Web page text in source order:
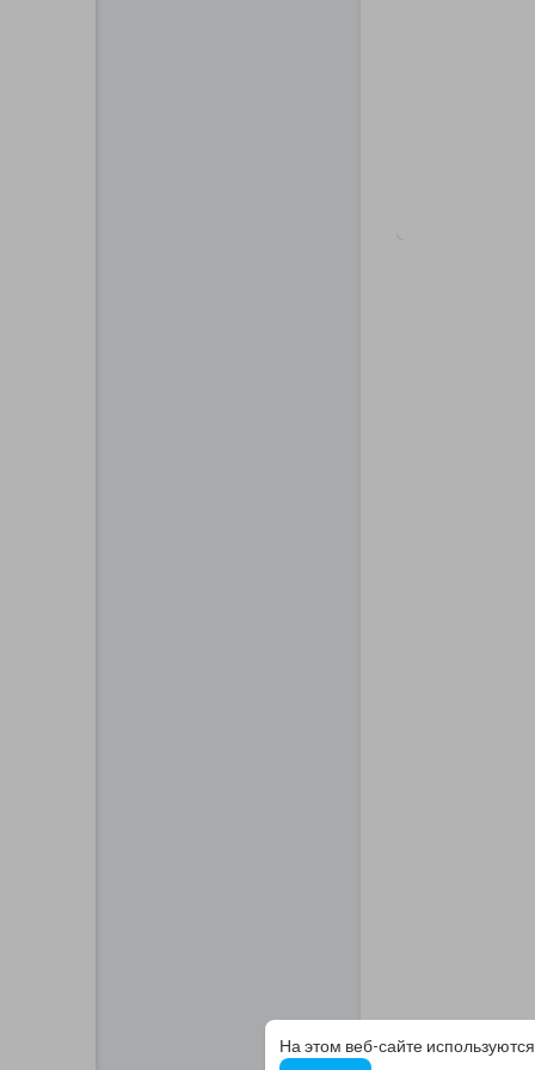
На этом веб-сайте